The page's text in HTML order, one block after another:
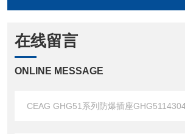
在线留言
ONLINE MESSAGE